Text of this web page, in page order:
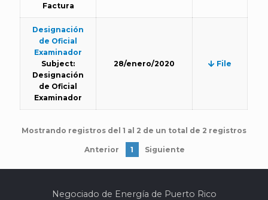
Factura
Designación
de Oficial
Examinador
Subject:
Designación
de Oficial
Examinador
28/enero/2020 File
Mostrando registros del 1 al 2 de un total de 2 registros
Anterior 1 Siguiente
Negociado de Energía de Puerto Rico